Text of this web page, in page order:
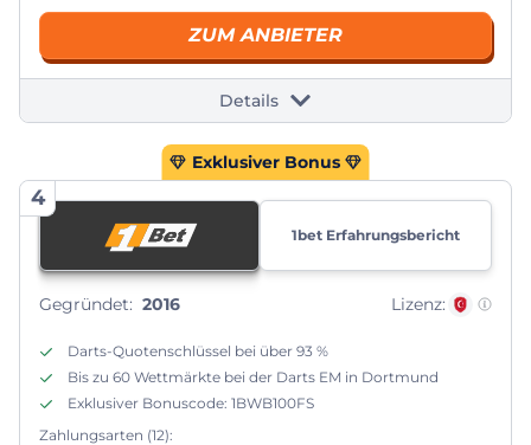
ZUM ANBIETER
Details
Exklusiver Bonus
4
1bet Erfahrungsbericht
Gegründet: 2016 Lizenz:
Darts-Quotenschlüssel bei über 93 %
Bis zu 60 Wettmärkte bei der Darts EM in Dortmund
Exklusiver Bonuscode: 1BWB100FS
Zahlungsarten (12):